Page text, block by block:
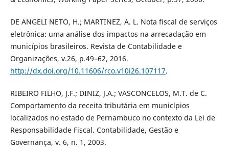
DE ANGELI NETO, H.; MARTINEZ, A. L. Nota fiscal de serviços
eletrônica: uma análise dos impactos na arrecadação em
municípios brasileiros. Revista de Contabilidade e
Organizações, v.26, p.49–62, 2016.
http://dx.doi.org/10.11606/rco.v10i26.107117.
RIBEIRO FILHO, J.F.; DINIZ, J.A.; VASCONCELOS, M.T. de C.
Comportamento da receita tributária em municípios
localizados no estado de Pernambuco no contexto da Lei de
Responsabilidade Fiscal. Contabilidade, Gestão e
Governança, v. 6, n. 1, 2003.